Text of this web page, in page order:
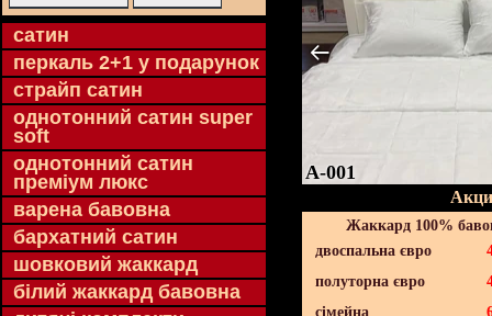
cатин
перкаль 2+1 у подарунок
страйп сатин
однотонний сатин super
soft
однотонний сатин
преміум люкс
варена бавовна
бархатний сатин
шовковий жаккард
білий жаккард бавовна
A-001
Жаккард 100%
двоспальна євро
полуторна євро
сімейна